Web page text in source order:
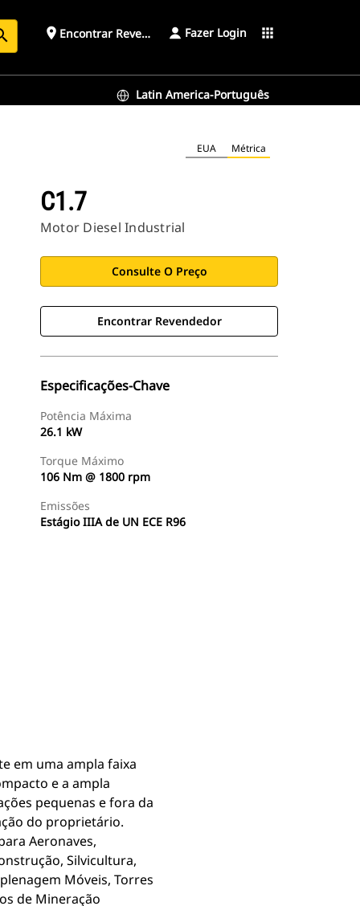
place Encontrar Revendedor Fazer Login apps
Latin America-Português
EUA Métrica
C1.7
Motor Diesel Industrial
Consulte O Preço
Encontrar Revendedor
Especificações-Chave
Potência Máxima
26.1 kW
Torque Máximo
106 Nm @ 1800 rpm
Emissões
Estágio IIIA de UN ECE R96
em uma ampla faixa
e a ampla
pequenas e fora da
do proprietário.
Aeronaves,
Silvicultura,
Móveis, Torres
de Mineração